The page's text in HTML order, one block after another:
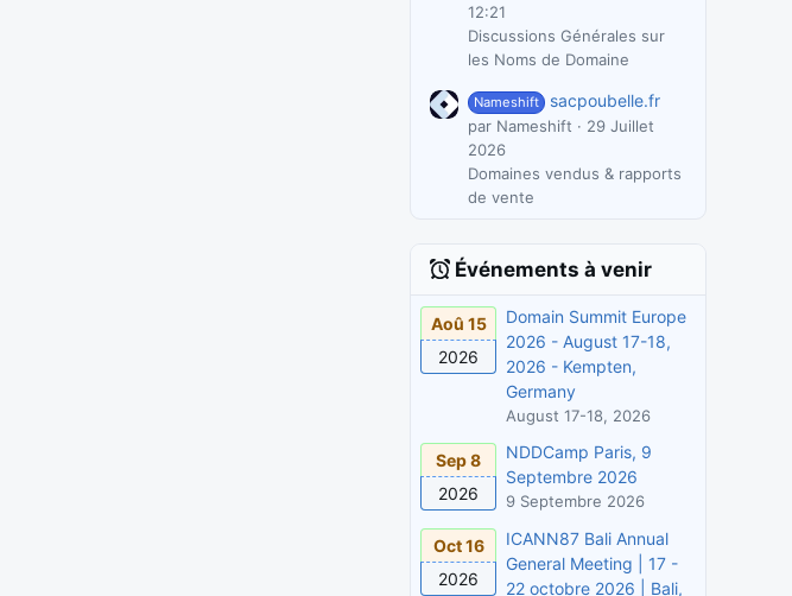
12:21
Discussions Générales sur
les Noms de Domaine
Nameshift sacpoubelle.fr
par Nameshift
29 Juillet
2026
Domaines vendus & rapports
de vente
Événements à venir
Aoû 15
2026
Domain Summit Europe
2026 - August 17-18,
2026 - Kempten,
Germany
August 17-18, 2026
Sep 8
2026
NDDCamp Paris, 9
Septembre 2026
9 Septembre 2026
Oct 16
2026
ICANN87 Bali Annual
General Meeting | 17 -
22 octobre 2026 | Bali,